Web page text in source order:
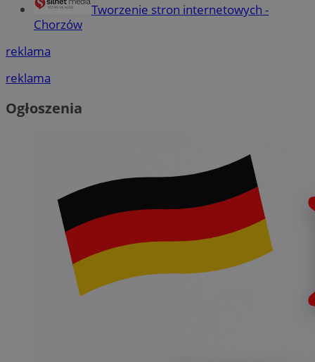
Tworzenie stron internetowych -
Chorzów
reklama
reklama
Ogłoszenia